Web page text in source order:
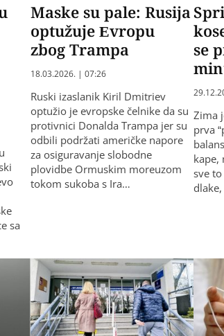
sa
Maske su pale: Rusija
optužuje Evropu
zbog Trampa
18.03.2026. | 07:26
Ruski izaslanik Kiril Dmitriev
optužio je evropske čelnike da su
protivnici Donalda Trampa jer su
odbili podržati američke napore
za osiguravanje slobodne
plovidbe Ormuskim moreuzom
tokom sukoba s Ira…
se
Zima
prva
kape,
sve